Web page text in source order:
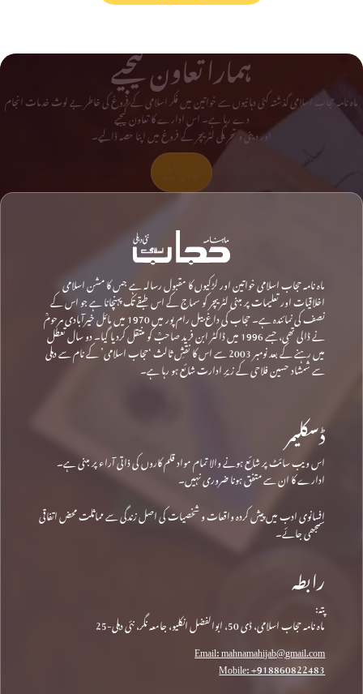
ہمارا تعاون کیجیے
ماہ نامہ حجاب اسلامی گذشتہ کئی دہائیوں سے خواتین میں فکر اسلامی کے فروغ کی خاطر بے لوث خدمات انجام
دے رہا ہے۔ اس ادارے کا تعاون کیجیے
اور دینی و تحریکی لٹریچر کے فروغ میں اپنا حصہ ڈالیے۔
ماہ نامہ حجاب اسلامی خواتین اور لڑکیوں کا مقبول رسالہ ہے جس کا مشن اسلامی
اخلاقیات اور تعلیمات پر مبنی لٹریچر کو سماج کے اس طبقے تک پہنچانا ہے جو اس کے
نصف کی نمائندہ ہے۔ حجاب کی داغ بیل رام پور میں 1970 میں مائل خیرآبادی مرحومؒ
نے ڈالی تھی، جسے 1996 میں ڈاکٹر ابن فرید صاحبؒ کو منتقل کردیا گیا۔ دو سال تعطل
میں رہنے کے بعد نومبر 2003 سے اس کا نقشِ ثالث ‘حجاب اسلامی’ کے نام سے دہلی
سے شمشاد حسین فلاحی کے زیرِ ادارت شائع ہو رہا ہے۔
ڈسکلیمر
اس ویب سائٹ پر شائع ہونے والا تمام مواد قلم کاروں کی ذاتی آراء پر مبنی ہے۔
ادارے کا ان سے متفق ہونا ضروری نہیں۔
افسانوی ادب میں پیش کردہ واقعات و شخصیات کی اصل زندگی سے مماثلت محض اتفاقی
سمجھی جائے۔
رابطہ
پتہ:
ماہ نامہ حجاب اسلامی، ڈی 50، ابوالفضل انکلیو، جامعہ نگر، نئی دہلی-25
Email: mahnamahijab@gmail.com
Mobile: +918860822483